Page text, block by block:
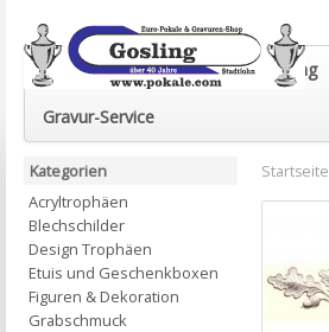
Euro-Pokale & Gravur-Shop Gosling
Gravur-Service
Startseite
Kategorien
Acryltrophäen
Blechschilder
Design Trophäen
Etuis und Geschenkboxen
Figuren & Dekoration
Grabschmuck